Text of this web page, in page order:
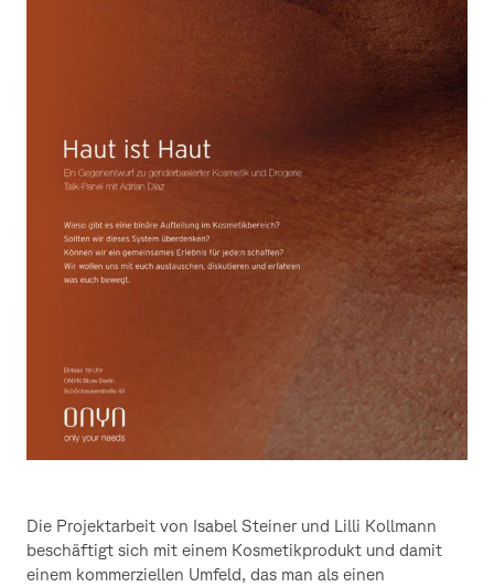
Die Projektarbeit von Isabel Steiner und Lilli Kollmann
beschäftigt sich mit einem Kosmetikprodukt und damit
einem kommerziellen Umfeld, das man als einen